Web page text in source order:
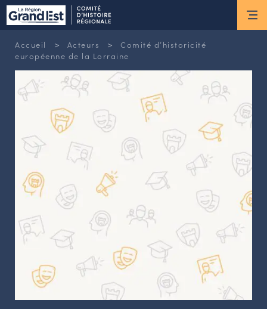
ESPACE MEMBRE
Actus
ACTUALITÉS DU MOMENT
RETOUR SUR LES DERNIÈRES
NEWSLETTERS
INSCRIPTION À LA NEWSLETTER
Nous connaître
LES MISSIONS DU CHR
L’ÉQUIPE DU CHR
LE CONSEIL DES ASSOCIATIONS
LE CONSEIL SCIENTIFIQUE
LES ACTIONS PHARES
CONTACT
Accueil > Acteurs >
Comité d’historicité
européenne de la Lorraine